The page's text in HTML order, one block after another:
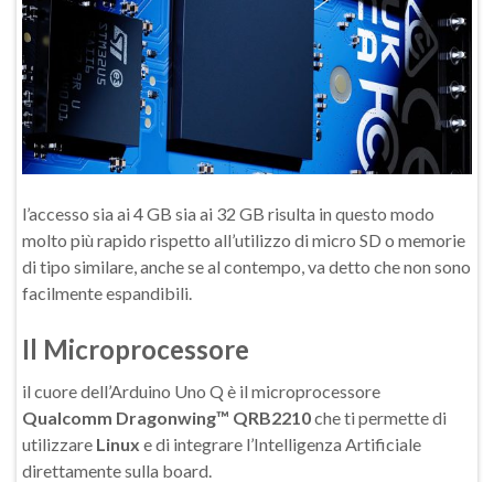
l’accesso sia ai 4 GB sia ai 32 GB risulta in questo modo
molto più rapido rispetto all’utilizzo di micro SD o memorie
di tipo similare, anche se al contempo, va detto che non sono
facilmente espandibili.
Il Microprocessore
il cuore dell’Arduino Uno Q è il microprocessore
Qualcomm Dragonwing™ QRB2210che ti permette di
utilizzare Linux e di integrare l’Intelligenza Artificiale
direttamente sulla board.